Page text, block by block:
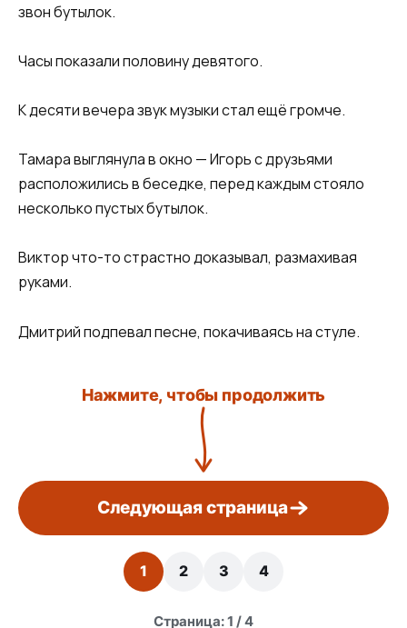
звон бутылок.
Часы показали половину девятого.
К десяти вечера звук музыки стал ещё громче.
Тамара выглянула в окно — Игорь с друзьями
расположились в беседке, перед каждым стояло
несколько пустых бутылок.
Виктор что-то страстно доказывал, размахивая
руками.
Дмитрий подпевал песне, покачиваясь на стуле.
Нажмите, чтобы продолжить
Следующая страница
1 2 3 4
Страница: 1 / 4